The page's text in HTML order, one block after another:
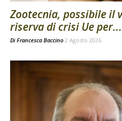
Zootecnia, possibile il
riserva di crisi Ue per...
Di Francesca Baccino 2 Agosto 2026